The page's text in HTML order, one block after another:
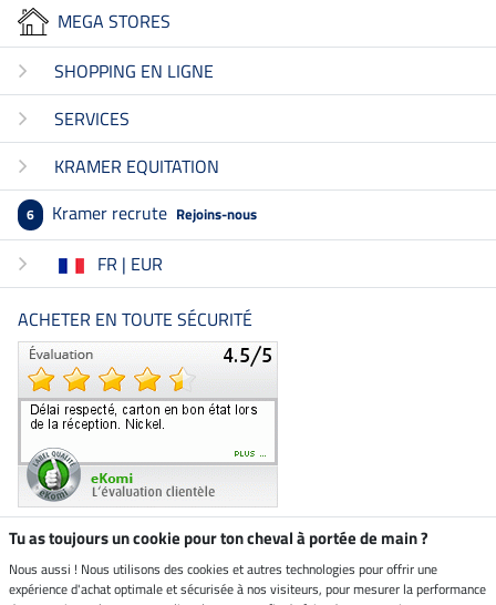
MEGA STORES
SHOPPING EN LIGNE
SERVICES
KRAMER EQUITATION
6 Kramer recrute Rejoins-nous
FR | EUR
ACHETER EN TOUTE SÉCURITÉ
Boutique climatiquement
Tu as toujours un cookie pour ton cheval à portée de main ?
Nous aussi ! Nous utilisons des cookies et autres technologies pour offrir une
expérience d'achat optimale et sécurisée à nos visiteurs, pour mesurer la performance